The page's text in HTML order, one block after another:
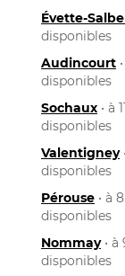
Évette-
disponibles
Audincourt
disponibles
Sochaux • à
disponibles
Valentigney
disponibles
Pérouse • à
disponibles
Nommay• à
disponibles